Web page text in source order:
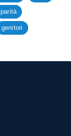
parità
genitori